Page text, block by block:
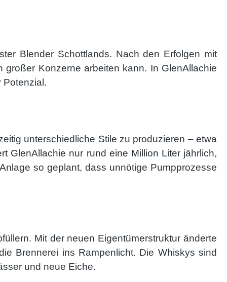
Blender Schottlands. Nach den Erfolgen mit
Konzerne arbeiten kann. In GlenAllachie
Potenzial.
unterschiedliche Stile zu produzieren – etwa
GlenAllachie nur rund eine Million Liter jährlich,
so geplant, dass unnötige Pumpprozesse
Mit der neuen Eigentümerstruktur änderte
Brennerei ins Rampenlicht. Die Whiskys sind
und neue Eiche.